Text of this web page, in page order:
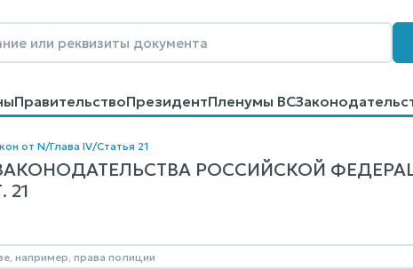
ПравительствоПрезидентПленумы ВС
договоровКонтактыПомощьПоиск
от N/Глава IV/Статья 21
РОССИЙСКОЙ
21